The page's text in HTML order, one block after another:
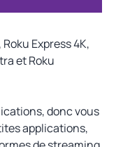
Express 4K,
et Roku
donc vous
applications,